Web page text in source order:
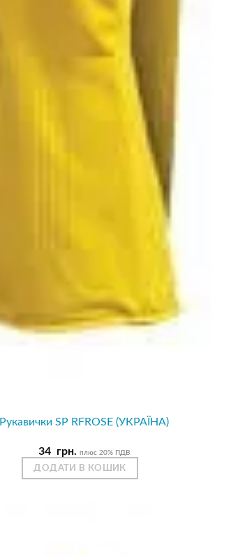
Рукавички SP RFROSE (УКРАЇНА)
34 грн. плюс 20% ПДВ
ДОДАТИ В КОШИК